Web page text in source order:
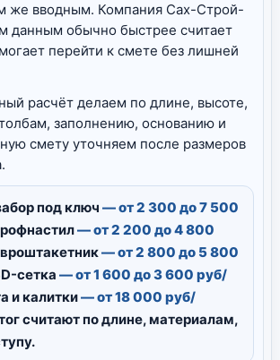
же вводным. Компания Сах-Строй-
данным обычно быстрее считает
перейти к смете без лишней
расчёт делаем по длине, высоте,
заполнению, основанию и
смету уточняем после размеров
под ключ — от 2 300 до 7 500
— от 2 200 до 4 800
— от 2 800 до 5 800
сетка — от 1 600 до 3 600 руб/
и калитки— от 18 000 руб/
считают по длине, материалам,